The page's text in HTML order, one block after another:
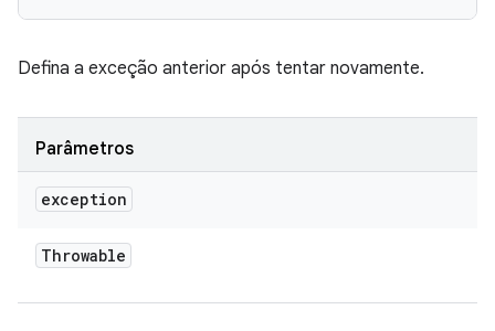
Defina a exceção anterior após tentar novamente.
Parâmetros
exception
Throwable